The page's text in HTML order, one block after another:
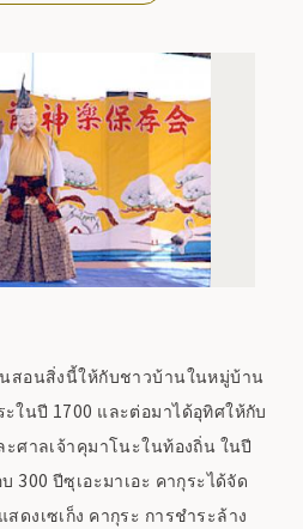
นสอนสิ่งนี้ให้กับชาวบ้านในหมู่บ้าน
ในปี 1700 และต่อมาได้อุทิศให้กับ
ศาลเจ้าคุมาโนะในท้องถิ่น ในปี
300 ปีซุเอะมาเอะ คากุระได้จัด
ดงเซเก็ง คากุระ การชำระล้าง